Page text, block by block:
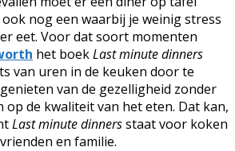
nog een waarbij je weinig stress
eet. Voor dat soort momenten
het boekLast minute dinners
van uren in de keuken door te
van de gezelligheid zonder
op de kwaliteit van het eten. Dat kan,
Last minute dinnersstaat voor koken
en familie.